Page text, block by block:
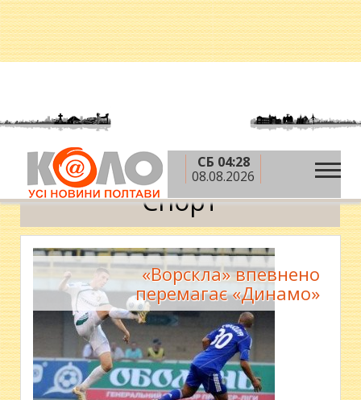
СБ 04:28
08.08.2026
Головна » Новини » Спорт
Спорт
«Ворскла» впевнено
перемагає «Динамо»